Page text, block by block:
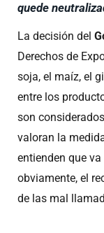
quede
La decisión del
Derechos de
soja, el maíz, el
entre los
son
valoran la
entienden que
obviamente, el
de las mal